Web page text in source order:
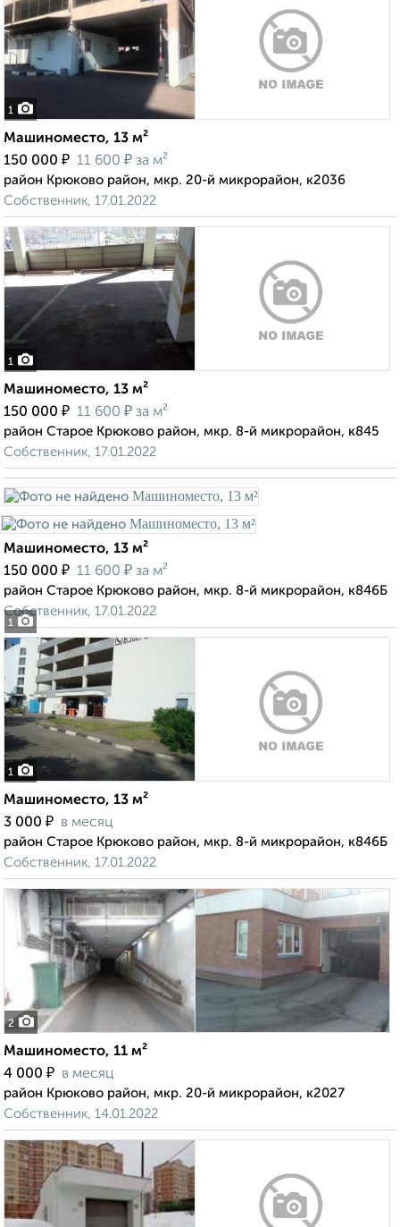
1
Машиноместо, 13 м²
150 000 ₽ 11 600 ₽ за м²
район Крюково район, мкр. 20-й микрорайон, к2036
Собственник, 17.01.2022
1
Машиноместо, 13 м²
150 000 ₽ 11 600 ₽ за м²
район Старое Крюково район, мкр. 8-й микрорайон, к845
Собственник, 17.01.2022
1
Машиноместо, 13 м²
150 000 ₽ 11 600 ₽ за м²
район Старое Крюково район, мкр. 8-й микрорайон, к846Б
Собственник, 17.01.2022
1
Машиноместо, 13 м²
3 000 ₽ в месяц
район Старое Крюково район, мкр. 8-й микрорайон, к846Б
Собственник, 17.01.2022
2
Машиноместо, 11 м²
4 000 ₽ в месяц
район Крюково район, мкр. 20-й микрорайон, к2027
Собственник, 14.01.2022